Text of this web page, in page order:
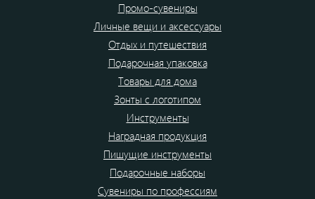
Промо-сувениры
Личные вещи и аксессуары
Отдых и путешествия
Подарочная упаковка
Товары для дома
Зонты с логотипом
Инструменты
Наградная продукция
Пишущие инструменты
Подарочные наборы
Сувениры по профессиям